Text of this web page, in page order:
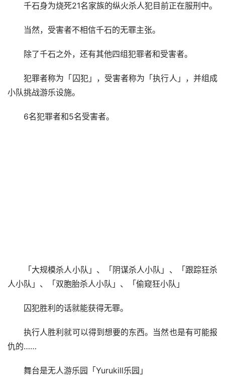
千石身为烧死21名家族的纵火杀人犯目前正在服刑中。
当然，受害者不相信千石的无罪主张。
除了千石之外，还有其他四组犯罪者和受害者。
犯罪者称为「囚犯」，受害者称为「执行人」，并组成
小队挑战游乐设施。
6名犯罪者和5名受害者。
「大规模杀人小队」、「阴谋杀人小队」、「跟踪狂杀
人小队」、「双胞胎杀人小队」、「偷窥狂小队」
囚犯胜利的话就能获得无罪。
执行人胜利就可以得到想要的东西。当然也是有可能报
仇的……
舞台是无人游乐园「Yurukill乐园」